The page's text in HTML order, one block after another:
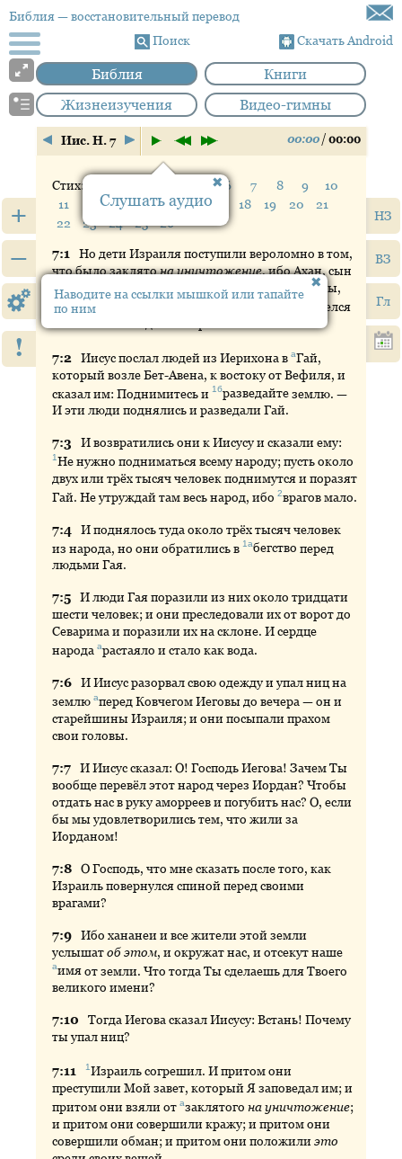
Библия— восстановительный перевод
Поиск
Скачать Android
Библия
Книги
Жизнеизучения
Видео-гимны
+
–
!
НЗ
ВЗ
Гл
Иис. Н. 7 00:00 / 00:00
Стих: 6 7 8 9
10
11
13 14 15 16 18 19 20
21
22
23 24 25 26
7:1 Но дети Израиля поступили вероломно в том,
что было заклятона уничтожение, ибо Ахан, сын
Харми, сына Завди, сына Зары, из колена Иуды,
взял от
; и возгорелся
7:2 Иисуспослал людей из Иерихона ваГай,
который возле Бет-Авена, к востоку от Вефиля, и
сказал им: Поднимитесь и1бразведайтеземлю. —
И эти люди поднялись и разведали Гай.
7:3 Ивозвратились они к Иисусу и сказали ему:
1Ненужно подниматься всему народу; пусть около
двух или трёх тысяч человек поднимутся и поразят
Гай. Не утруждай там весь народ, ибо2враговмало.
7:4 Иподнялось туда около трёх тысяч человек
из народа, но они обратились в1абегство перед
людьми Гая.
7:5 Илюди Гая поразили из них около тридцати
шести человек; и они преследовали их от ворот до
Севарима и поразили их на склоне. И сердце
народаарастаяло и стало как вода.
7:6 ИИисус разорвал свою одежду и упал ниц на
землюапередКовчегом Иеговы до вечера — он и
старейшины Израиля; и они посыпали прахом
свои головы.
7:7 ИИисус сказал: О! Господь Иегова! Зачем Ты
вообще перевёл этот народ через Иордан? Чтобы
отдать нас в руку аморреев и погубить нас? О, если
бы мы удовлетворились тем, что жили за
Иорданом!
7:8 ОГосподь, что мне сказать после того, как
Израиль повернулся спиной перед своими
врагами?
7:9 Ибо хананеи и все жители этой земли
услышатоб этом, и окружат нас, и отсекут наше
аимяот земли. Что тогда Ты сделаешь для Твоего
великого имени?
7:10 Тогда Иегова сказал Иисусу: Встань! Почему
ты упал ниц?
7:11 1Израильсогрешил. И притом они
преступили Мой завет, который Я заповедал им; и
притом они взяли отазаклятого на уничтожение;
и притом они совершили кражу; и притом они
совершили обман; и притом они положилиэто
Слушать аудио
Наводите на ссылки мышкой или тапайте
по ним